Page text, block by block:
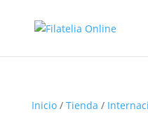
Inicio/ Tienda /